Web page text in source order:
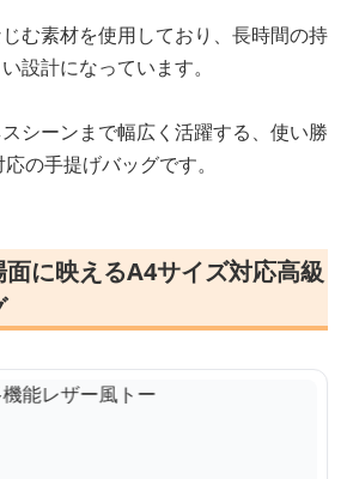
む素材を使用しており、長時間の持
設計になっています。
シーンまで幅広く活躍する、使い勝
の手提げバッグです。
に映えるA4サイズ対応高級